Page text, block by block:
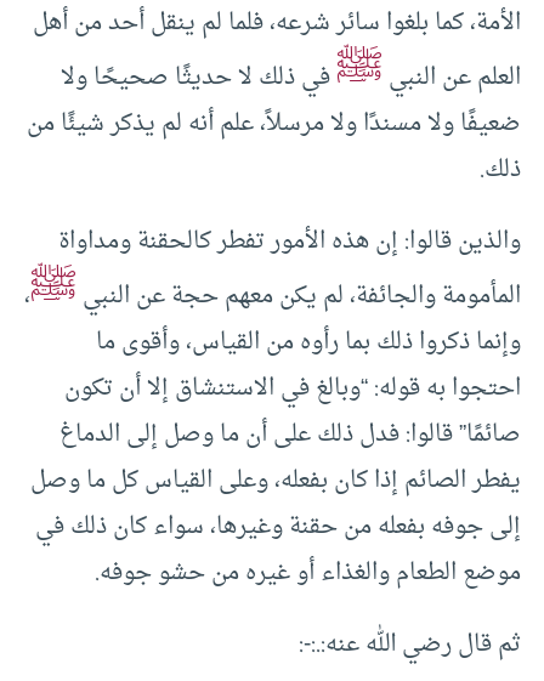
الأمة، كما بلغوا سائر شرعه، فلما لم ينقل أحد من أهل
العلم عن النبيﷺفي ذلك لا حديثًا صحيحًا ولا
ضعيفًا ولا مسندًا ولا مرسلاً، علم أنه لم يذكر شيئًا من
ذلك.
والذين قالوا: إن هذه الأمور تفطر كالحقنة ومداواة
المأمومة والجائفة، لم يكن معهم حجة عن النبيﷺ،
وإنما ذكروا ذلك بما رأوه من القياس، وأقوى ما
احتجوا به قوله: “وبالغ في الاستنشاق إلا أن تكون
صائمًا” قالوا: فدل ذلك على أن ما وصل إلى الدماغ
يفطر الصائم إذا كان بفعله، وعلى القياس كل ما وصل
إلى جوفه بفعله من حقنة وغيرها، سواء كان ذلك في
موضع الطعام والغذاء أو غيره من حشو جوفه.
ثم قال رضي الله عنه:.:-: